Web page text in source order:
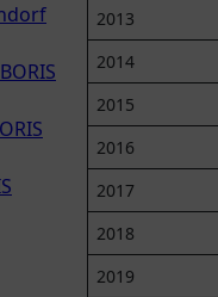
2013
2014
2015
2016
2017
2018
2019